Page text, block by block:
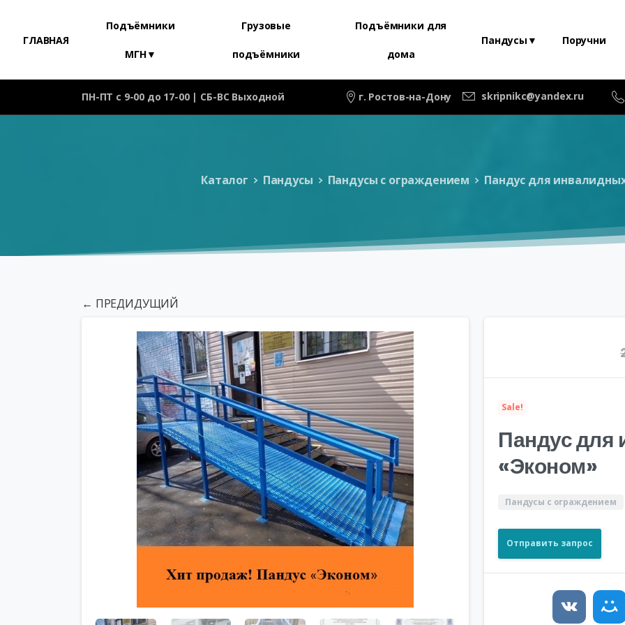
ГЛАВНАЯ
Подъёмники
МГН▼
Грузовые
подъёмники
Подъёмники для
дома
Пандусы▼ Поручни
ПН-ПТ с 9-00 до 17-00 | СБ-ВС Выходной г. Ростов-на-Дону skripnikc@yandex.ru
Каталог Пандусы Пандусы с ограждением Пандус для
← ПРЕДИДУЩИЙ
Sale!
Пандус для
«Эконом»
Пандусы с ограждением
Отправить запрос